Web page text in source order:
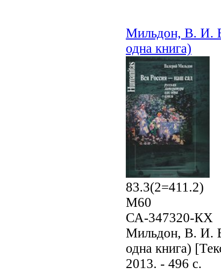
Мильдон, В. И.
одна книга)
83.3(2=411.2)
М60
СА-347320-КХ
Мильдон, В. И.
одна книга)
2013. - 496 с.